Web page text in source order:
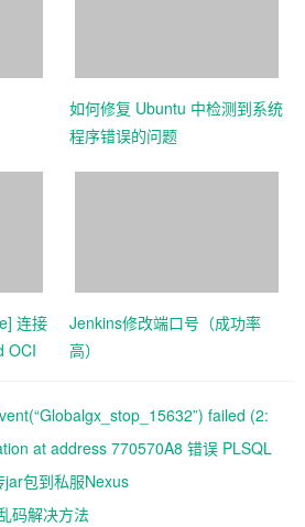
如何修复 Ubuntu 中检测到系统
程序错误的问题
连接
OCI
Jenkins修改端口号（成功率
高）
failed (2:
at address 770570A8 错误 PLSQL
包到私服Nexus
码解决方法